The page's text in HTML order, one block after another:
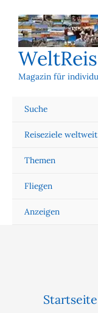
Inhalt
springen
Magazin für
Suche
Reiseziele weltweit
Themen
Fliegen
Anzeigen
Startseite